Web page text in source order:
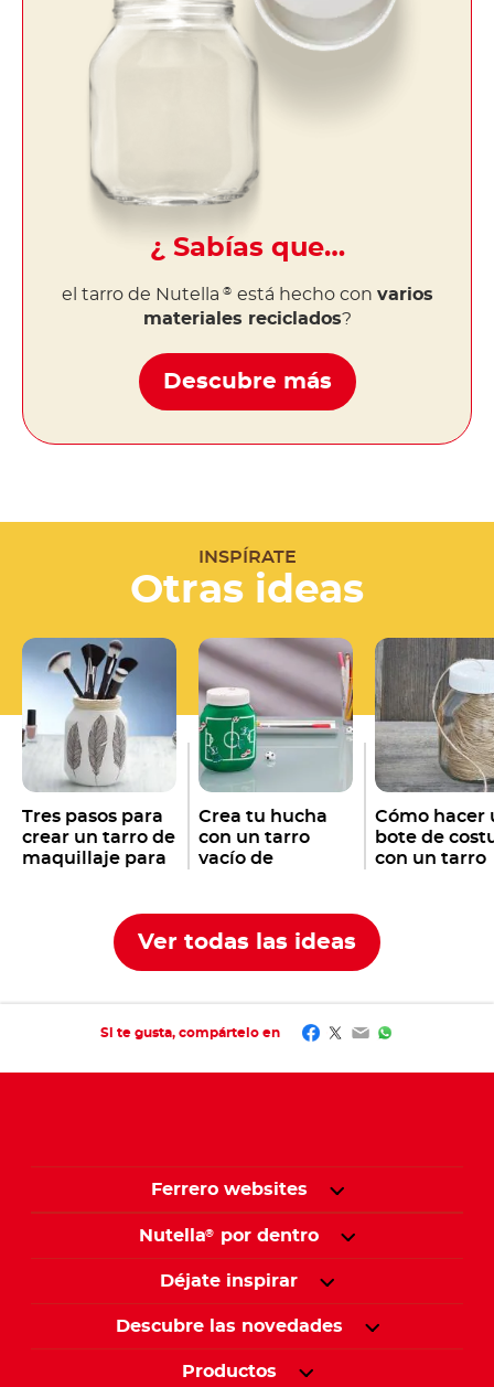
¿ Sabías que…
el tarro de Nutella® está hecho con varios
materiales reciclados?
Descubre más
INSPÍRATE
Otras ideas
Tres pasos para
crear un tarro de
maquillaje para
vacío
Crea tu hucha
con un tarro
vacío de
Cómo hacer
bote de costura
con un tarro
Ver todas las ideas
Si te gusta, compártelo en Facebook
Twitter
EmailWhatsApp
Ferrero websites
Nutella® por dentro
Déjate inspirar
Descubre las novedades
Productos